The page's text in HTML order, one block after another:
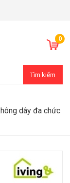
0
Tìm kiếm
dây đa chức